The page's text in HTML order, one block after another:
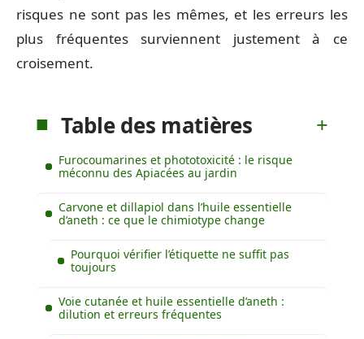
risques ne sont pas les mêmes, et les erreurs les
plus fréquentes surviennent justement à ce
croisement.
Table des matières
Furocoumarines et phototoxicité : le risque
méconnu des Apiacées au jardin
Carvone et dillapiol dans l’huile essentielle
d’aneth : ce que le chimiotype change
Pourquoi vérifier l’étiquette ne suffit pas
toujours
Voie cutanée et huile essentielle d’aneth :
dilution et erreurs fréquentes